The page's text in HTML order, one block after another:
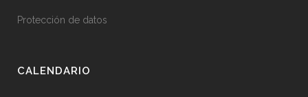
Protección de datos
CALENDARIO